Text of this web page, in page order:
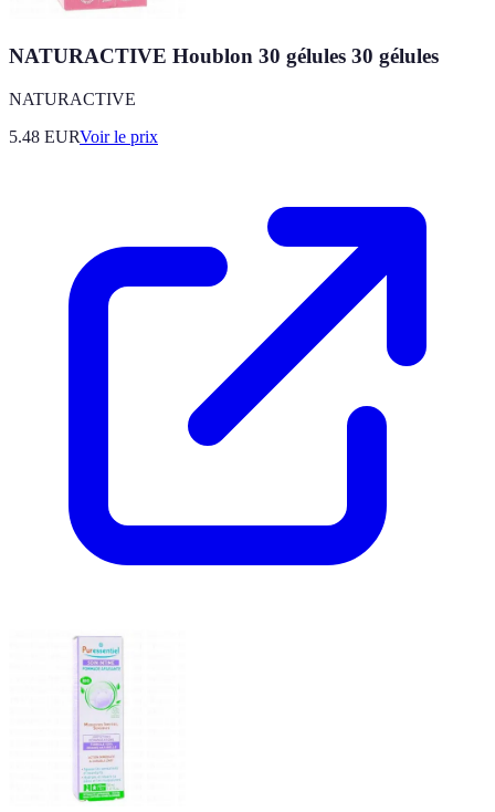
NATURACTIVE Houblon 30 gélules 30 gélules
NATURACTIVE
5.48 EURVoir le prix